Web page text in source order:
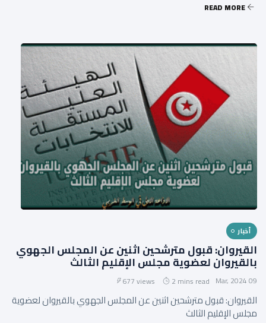
READ MORE
أخبار
القيروان: قبول مترشحين اثنين عن المجلس الجهوي
بالقيروان لعضوية مجلس الإقليم الثالث
09 Mar, 2024
2 mins read
677 views
القيروان: قبول مترشحين اثنين عن المجلس الجهوي بالقيروان لعضوية
مجلس الإقليم الثالث